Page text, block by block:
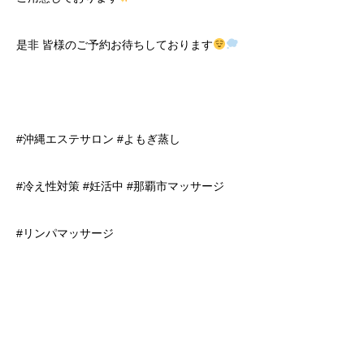
是非 皆様のご予約お待ちしております
#沖縄エステサロン #よもぎ蒸し
#冷え性対策 #妊活中 #那覇市マッサージ
#リンパマッサージ